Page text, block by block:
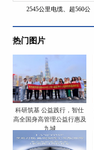
2545公里电缆、超560公
热门图片
科研筑基 公益践行，智仕
高全国身高管理公益行惠及
九城